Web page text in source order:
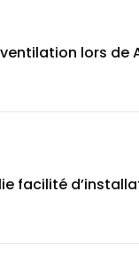
lors de
facilité